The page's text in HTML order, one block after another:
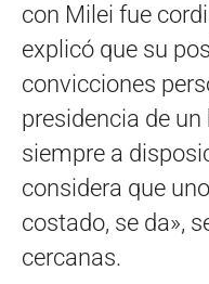
con Milei fue
explicó que su
convicciones
presidencia de
siempre a
considera que
costado, se da»,
cercanas.